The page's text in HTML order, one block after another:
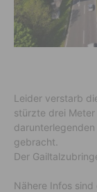
Leider verstarb
stürzte drei
darunterlegenden
gebracht.
Der
Nähere Infos